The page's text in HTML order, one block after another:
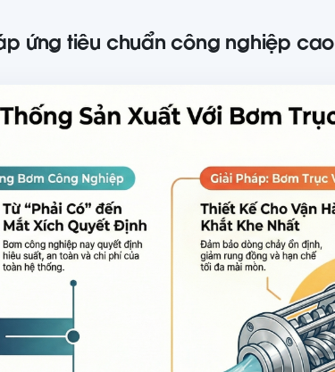
ứng tiêu chuẩn công nghiệp cao